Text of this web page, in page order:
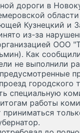
дороги в
Кузнецкий и
из-за
ООО
Как
не выполнили
городского
специальную
работы